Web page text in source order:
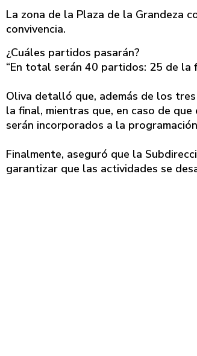
La zona de la Plaza de la Grandeza
convivencia.
¿Cuáles partidos pasarán?
“En total serán 40 partidos: 25 de la
Oliva detalló que, además de los
la final, mientras que, en caso de
serán incorporados a la
Finalmente, aseguró que la
garantizar que las actividades se